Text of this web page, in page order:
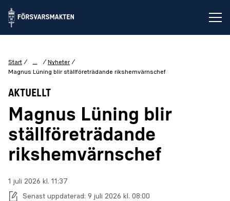
Start ...
Nyheter
Magnus Lüning blir ställföreträdande rikshemvärnschef
AKTUELLT
Magnus Lüning blir
ställföreträdande
rikshemvärnschef
Publiceringsdatum:
1 juli 2026 kl. 11:37
Senast uppdaterad: 9 juli 2026 kl. 08:00